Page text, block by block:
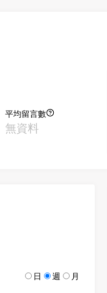
平均留言數
無資料
日 週 月